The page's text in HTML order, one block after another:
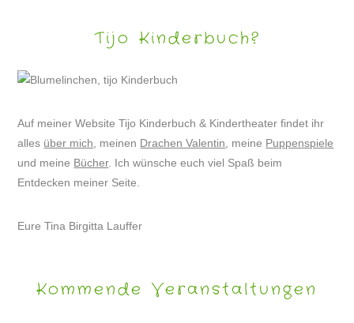
Tijo Kinderbuch?
Auf meiner Website Tijo Kinderbuch & Kindertheater findet ihr
alles über mich , meinen Drachen Valentin , meine Puppenspiele
und meine Bücher. Ich wünsche euch viel Spaß beim
Entdecken meiner Seite.
Eure Tina Birgitta Lauffer
Kommende Veranstaltungen